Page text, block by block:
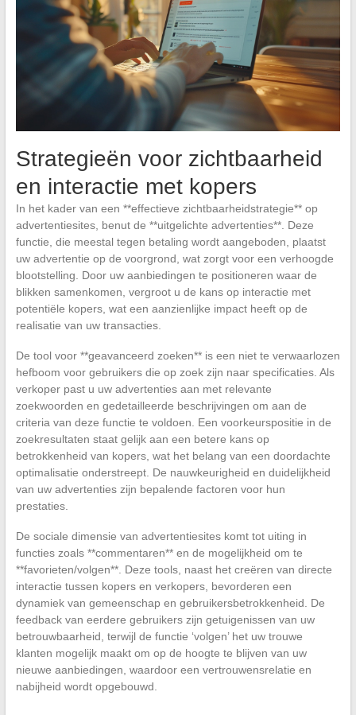
Strategieën voor zichtbaarheid
en interactie met kopers
In het kader van een **effectieve zichtbaarheidstrategie** op
advertentiesites, benut de **uitgelichte advertenties**. Deze
functie, die meestal tegen betaling wordt aangeboden, plaatst
uw advertentie op de voorgrond, wat zorgt voor een verhoogde
blootstelling. Door uw aanbiedingen te positioneren waar de
blikken samenkomen, vergroot u de kans op interactie met
potentiële kopers, wat een aanzienlijke impact heeft op de
realisatie van uw transacties.
De tool voor **geavanceerd zoeken** is een niet te verwaarlozen
hefboom voor gebruikers die op zoek zijn naar specificaties. Als
verkoper past u uw advertenties aan met relevante
zoekwoorden en gedetailleerde beschrijvingen om aan de
criteria van deze functie te voldoen. Een voorkeurspositie in de
zoekresultaten staat gelijk aan een betere kans op
betrokkenheid van kopers, wat het belang van een doordachte
optimalisatie onderstreept. De nauwkeurigheid en duidelijkheid
van uw advertenties zijn bepalende factoren voor hun
prestaties.
De sociale dimensie van advertentiesites komt tot uiting in
functies zoals **commentaren** en de mogelijkheid om te
**favorieten/volgen**. Deze tools, naast het creëren van directe
interactie tussen kopers en verkopers, bevorderen een
dynamiek van gemeenschap en gebruikersbetrokkenheid. De
feedback van eerdere gebruikers zijn getuigenissen van uw
betrouwbaarheid, terwijl de functie ‘volgen’ het uw trouwe
klanten mogelijk maakt om op de hoogte te blijven van uw
nieuwe aanbiedingen, waardoor een vertrouwensrelatie en
nabijheid wordt opgebouwd.